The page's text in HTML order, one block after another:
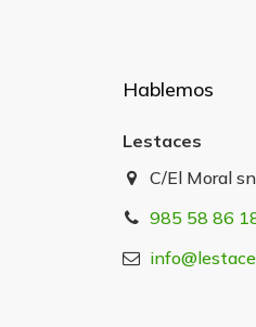
Hablemos
Lestaces
C/El Moral
985 58 86